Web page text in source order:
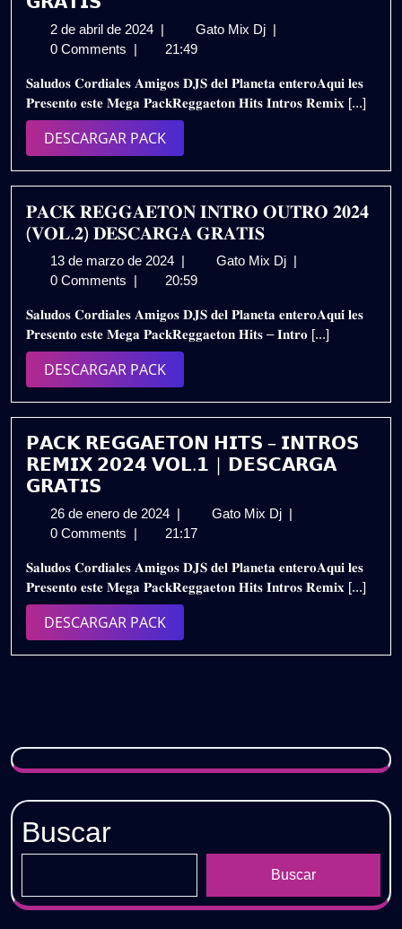
2 de abril de 2024 2
de
de
2024
| Gato Mix Dj 𝗣𝗔𝗖𝗞
𝗜𝗡𝗧𝗥𝗢𝗦
𝗥𝗘𝗠𝗜𝗫
𝗚𝗥𝗔𝗧𝗜𝗦
|
0 Comments | 21:49
𝐒𝐚𝐥𝐮𝐝𝐨𝐬 𝐂𝐨𝐫𝐝𝐢𝐚𝐥𝐞𝐬 𝐀𝐦𝐢𝐠𝐨𝐬 𝐃𝐉𝐒 𝐝𝐞𝐥 𝐏𝐥𝐚𝐧𝐞𝐭𝐚 𝐞𝐧𝐭𝐞𝐫𝐨𝐀𝐪𝐮𝐢 𝐥𝐞𝐬
𝐏𝐫𝐞𝐬𝐞𝐧𝐭𝐨 𝐞𝐬𝐭𝐞 𝐌𝐞𝐠𝐚 𝐏𝐚𝐜𝐤𝐑𝐞𝐠𝐠𝐚𝐞𝐭𝐨𝐧 𝐇𝐢𝐭𝐬 𝐈𝐧𝐭𝐫𝐨𝐬 𝐑𝐞𝐦𝐢𝐱 [...]
DESCARGAR PACKDESCARGAR
PACK
𝐏𝐀𝐂𝐊 𝐑𝐄𝐆𝐆𝐀𝐄𝐓𝐎𝐍 𝐈𝐍𝐓𝐑𝐎 𝐎𝐔𝐓𝐑𝐎 𝟐𝟎𝟐𝟒
(𝐕𝐎𝐋.𝟐) 𝐃𝐄𝐒𝐂𝐀𝐑𝐆𝐀 𝐆𝐑𝐀𝐓𝐈𝐒
13 de marzo de 2024 13
de
de
2024
| Gato Mix Dj 𝐏𝐀𝐂𝐊
𝐎𝐔𝐓𝐑𝐎
𝟐𝟎𝟐𝟒
|
0 Comments | 20:59
𝐒𝐚𝐥𝐮𝐝𝐨𝐬 𝐂𝐨𝐫𝐝𝐢𝐚𝐥𝐞𝐬 𝐀𝐦𝐢𝐠𝐨𝐬 𝐃𝐉𝐒 𝐝𝐞𝐥 𝐏𝐥𝐚𝐧𝐞𝐭𝐚 𝐞𝐧𝐭𝐞𝐫𝐨𝐀𝐪𝐮𝐢́ 𝐥𝐞𝐬
𝐏𝐫𝐞𝐬𝐞𝐧𝐭𝐨 𝐞𝐬𝐭𝐞 𝐌𝐞𝐠𝐚 𝐏𝐚𝐜𝐤𝐑𝐞𝐠𝐠𝐚𝐞𝐭𝐨𝐧 𝐇𝐢𝐭𝐬 – 𝐈𝐧𝐭𝐫𝐨 [...]
DESCARGAR PACKDESCARGAR
PACK
𝗣𝗔𝗖𝗞 𝗥𝗘𝗚𝗚𝗔𝗘𝗧𝗢𝗡 𝗛𝗜𝗧𝗦 – 𝗜𝗡𝗧𝗥𝗢𝗦
𝗥𝗘𝗠𝗜𝗫 𝟮𝟬𝟮𝟰 𝗩𝗢𝗟.𝟭 | 𝗗𝗘𝗦𝗖𝗔𝗥𝗚𝗔
𝗚𝗥𝗔𝗧𝗜𝗦
26 de enero de 2024 26
de
de
2024
| Gato Mix Dj 𝗣𝗔𝗖𝗞
–
𝗜𝗡𝗧𝗥𝗢𝗦
|
0 Comments | 21:17
𝐒𝐚𝐥𝐮𝐝𝐨𝐬 𝐂𝐨𝐫𝐝𝐢𝐚𝐥𝐞𝐬 𝐀𝐦𝐢𝐠𝐨𝐬 𝐃𝐉𝐒 𝐝𝐞𝐥 𝐏𝐥𝐚𝐧𝐞𝐭𝐚 𝐞𝐧𝐭𝐞𝐫𝐨𝐀𝐪𝐮𝐢 𝐥𝐞𝐬
𝐏𝐫𝐞𝐬𝐞𝐧𝐭𝐨 𝐞𝐬𝐭𝐞 𝐌𝐞𝐠𝐚 𝐏𝐚𝐜𝐤𝐑𝐞𝐠𝐠𝐚𝐞𝐭𝐨𝐧 𝐇𝐢𝐭𝐬 𝐈𝐧𝐭𝐫𝐨𝐬 𝐑𝐞𝐦𝐢𝐱 [...]
DESCARGAR PACKDESCARGAR
PACK
Buscar
Buscar